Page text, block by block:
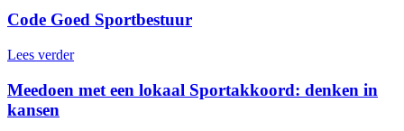
Code Goed Sportbestuur
Lees verder
Meedoen met een lokaal Sportakkoord: denken in
kansen